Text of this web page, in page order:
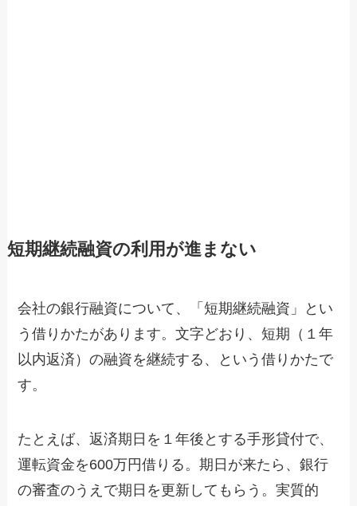
短期継続融資の利用が進まない
会社の銀行融資について、「短期継続融資」とい
う借りかたがあります。文字どおり、短期（１年
以内返済）の融資を継続する、という借りかたで
す。
たとえば、返済期日を１年後とする手形貸付で、
運転資金を600万円借りる。期日が来たら、銀行
の審査のうえで期日を更新してもらう。実質的